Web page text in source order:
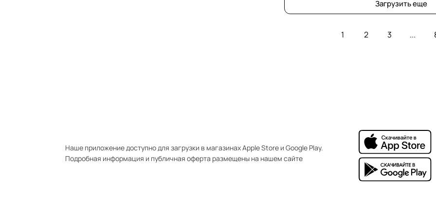
Загрузить еще
1 2 3 ...
Наше приложение доступно для загрузки в магазинах Apple Store и Google Play.
Подробная информация и публичная оферта размещены на нашем сайте